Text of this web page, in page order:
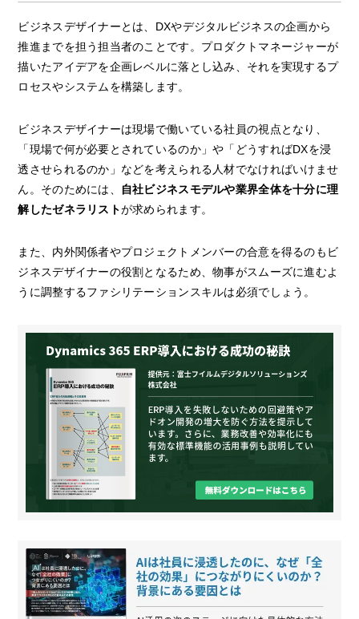
ビジネスデザイナーとは、DXやデジタルビジネスの企画から
推進までを担う担当者のことです。プロダクトマネージャーが
描いたアイデアを企画レベルに落とし込み、それを実現するプ
ロセスやシステムを構築します。
ビジネスデザイナーは現場で働いている社員の視点となり、
「現場で何が必要とされているのか」や「どうすればDXを浸
透させられるのか」などを考えられる人材でなければいけませ
ん。そのためには、
自社ビジネスモデルや業界全体を十分に理
解したゼネラリストが求められます。
また、内外関係者やプロジェクトメンバーの合意を得るのもビ
ジネスデザイナーの役割となるため、物事がスムーズに進むよ
うに調整するファシリテーションスキルは必須でしょう。